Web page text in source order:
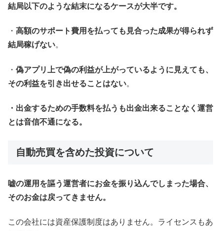
結局以下のような結末になるケースが大半です。
・ 高額のサポート費用を払っても見合った成果が得られず
結局稼げない。
・ 偽アプリ上で偽の利益が上がっているように見えても、
その利益を引き出せることはない。
・出金するための手数料を払うも出金出来ることなく運営
とは音信不通になる。
自動売買を含めた投資について
嘘の運用を謳う運営者にお金を振り込んでしまった場合、
そのお金は戻ってきません。
この会社には資産保護制度はありません。ライセンスもあ